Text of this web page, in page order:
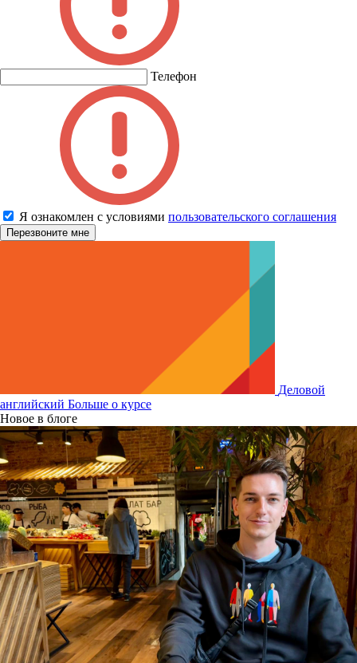
Телефон
Я ознакомлен с условиями пользовательского соглашения
Деловой
английский Больше о курсе
Новое в блоге